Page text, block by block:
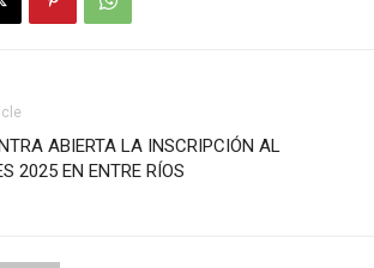
ABIERTA LA INSCRIPCIÓN AL
2025 EN ENTRE RÍOS